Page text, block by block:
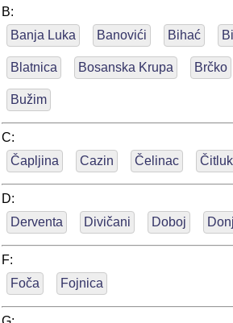
B:
Banja Luka
Banovići Bihać
Blatnica Bosanska Krupa Brčko
Bužim
C:
Čapljina
Cazin Čelinac Čitluk
D:
Derventa
Divičani Doboj
F:
Foča
Fojnica